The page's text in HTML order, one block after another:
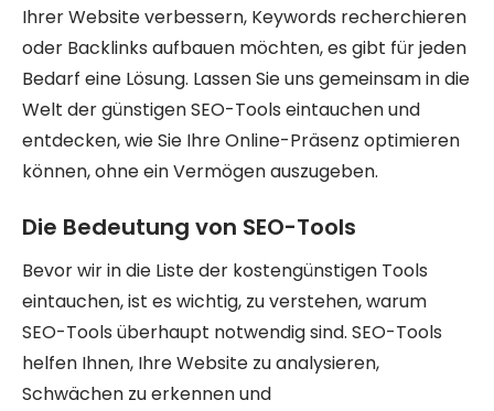
Ihrer Website verbessern, Keywords recherchieren
oder Backlinks aufbauen möchten, es gibt für jeden
Bedarf eine Lösung. Lassen Sie uns gemeinsam in die
Welt der günstigen SEO-Tools eintauchen und
entdecken, wie Sie Ihre Online-Präsenz optimieren
können, ohne ein Vermögen auszugeben.
Die Bedeutung von SEO-Tools
Bevor wir in die Liste der kostengünstigen Tools
eintauchen, ist es wichtig, zu verstehen, warum
SEO-Tools überhaupt notwendig sind. SEO-Tools
helfen Ihnen, Ihre Website zu analysieren,
Schwächen zu erkennen und